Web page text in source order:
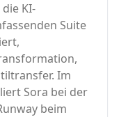
KI-
Suite
Im
Sora bei der
beim